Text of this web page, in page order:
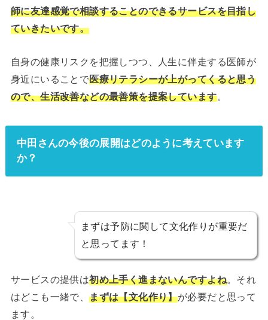
師に友達感覚で相談することのできるサービスを目指し
ていきたいです。
自身の健康リスクを把握しつつ、人生に伴走する医師が
身近にいることで医療リテラシーが上がってくると思う
ので、生活改善などの最善策を提案しています。
中田さんの今後の展開はどのように考えています
か？
まずは予防に関して文化作りが重要だ
と思ってます！
サービスの提供は初め上手く進まないんですよね。それ
はどこも一緒で、まずは【文化作り】が必要だと思って
ます。